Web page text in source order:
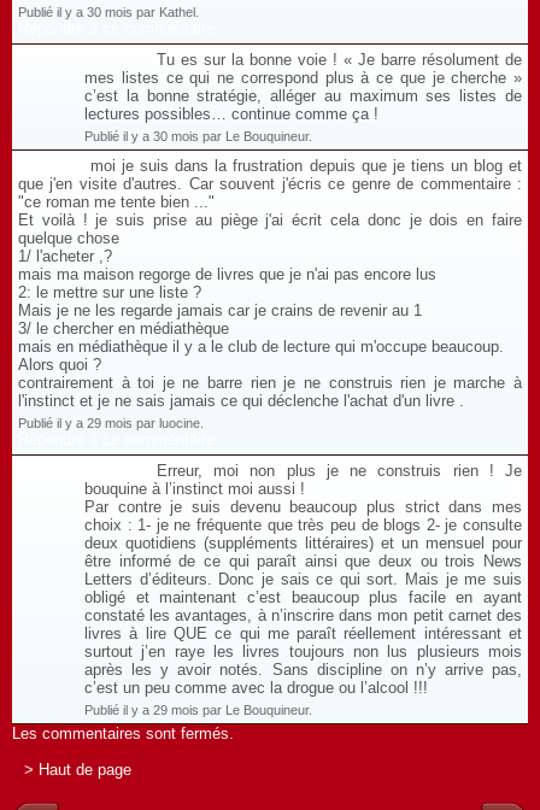
Publié il y a 30 mois par Kathel.
Tu es sur la bonne voie ! « Je barre résolument de
mes listes ce qui ne correspond plus à ce que je cherche »
c’est la bonne stratégie, alléger au maximum ses listes de
lectures possibles… continue comme ça !
Publié il y a 30 mois par Le Bouquineur.
moi je suis dans la frustration depuis que je tiens un blog et
que j'en visite d'autres. Car souvent j'écris ce genre de commentaire :
"ce roman me tente bien ..."
Et voilà ! je suis prise au piège j'ai écrit cela donc je dois en faire
quelque chose
1/ l'acheter ,?
mais ma maison regorge de livres que je n'ai pas encore lus
2: le mettre sur une liste ?
Mais je ne les regarde jamais car je crains de revenir au 1
3/ le chercher en médiathèque
mais en médiathèque il y a le club de lecture qui m'occupe beaucoup.
Alors quoi ?
contrairement à toi je ne barre rien je ne construis rien je marche à
l'instinct et je ne sais jamais ce qui déclenche l'achat d'un livre .
Publié il y a 29 mois par luocine.
Erreur, moi non plus je ne construis rien ! Je
bouquine à l’instinct moi aussi !
Par contre je suis devenu beaucoup plus strict dans mes
choix : 1- je ne fréquente que très peu de blogs 2- je consulte
deux quotidiens (suppléments littéraires) et un mensuel pour
être informé de ce qui paraît ainsi que deux ou trois News
Letters d’éditeurs. Donc je sais ce qui sort. Mais je me suis
obligé et maintenant c’est beaucoup plus facile en ayant
constaté les avantages, à n’inscrire dans mon petit carnet des
livres à lire QUE ce qui me paraît réellement intéressant et
surtout j’en raye les livres toujours non lus plusieurs mois
après les y avoir notés. Sans discipline on n’y arrive pas,
c’est un peu comme avec la drogue ou l’alcool !!!
Publié il y a 29 mois par Le Bouquineur.
Les commentaires sont fermés.
> Haut de page